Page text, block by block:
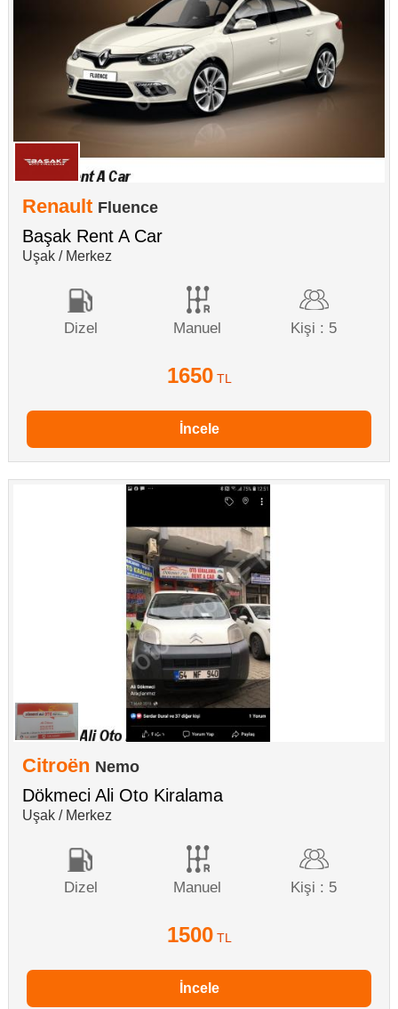
Renault Fluence
Başak Rent A Car
Uşak / Merkez
Dizel Manuel Kişi : 5
1650 TL
İncele
Citroën Nemo
Dökmeci Ali Oto Kiralama
Uşak / Merkez
Dizel Manuel Kişi : 5
1500 TL
İncele